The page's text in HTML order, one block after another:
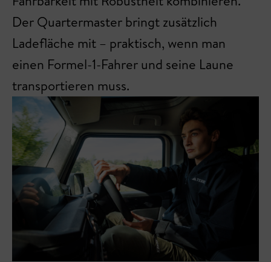
Der Quartermaster bringt zusätzlich
Ladefläche mit – praktisch, wenn man
einen Formel-1-Fahrer und seine Laune
transportieren muss.